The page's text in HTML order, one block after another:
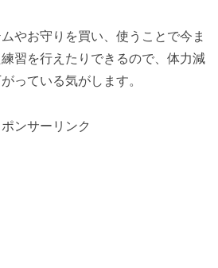
やお守りを買い、使うことで今ま
習を行えたりできるので、体力減
っている気がします。
ンサーリンク